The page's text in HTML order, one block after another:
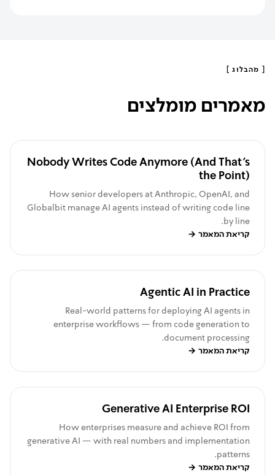
[ מהבלוג]
מאמרים מומלצים
Nobody Writes Code Anymore (And That's
the Point)
How senior developers at Anthropic, OpenAI, and
Globalbit manage AI agents instead of writing code line
by line.
קריאת המאמר →
Agentic AI in Practice
Real-world patterns for deploying AI agents in
enterprise workflows — from code generation to
document processing.
קריאת המאמר →
Generative AI Enterprise ROI
How enterprises measure and achieve ROI from
generative AI — with real numbers and implementation
patterns.
קריאת המאמר →